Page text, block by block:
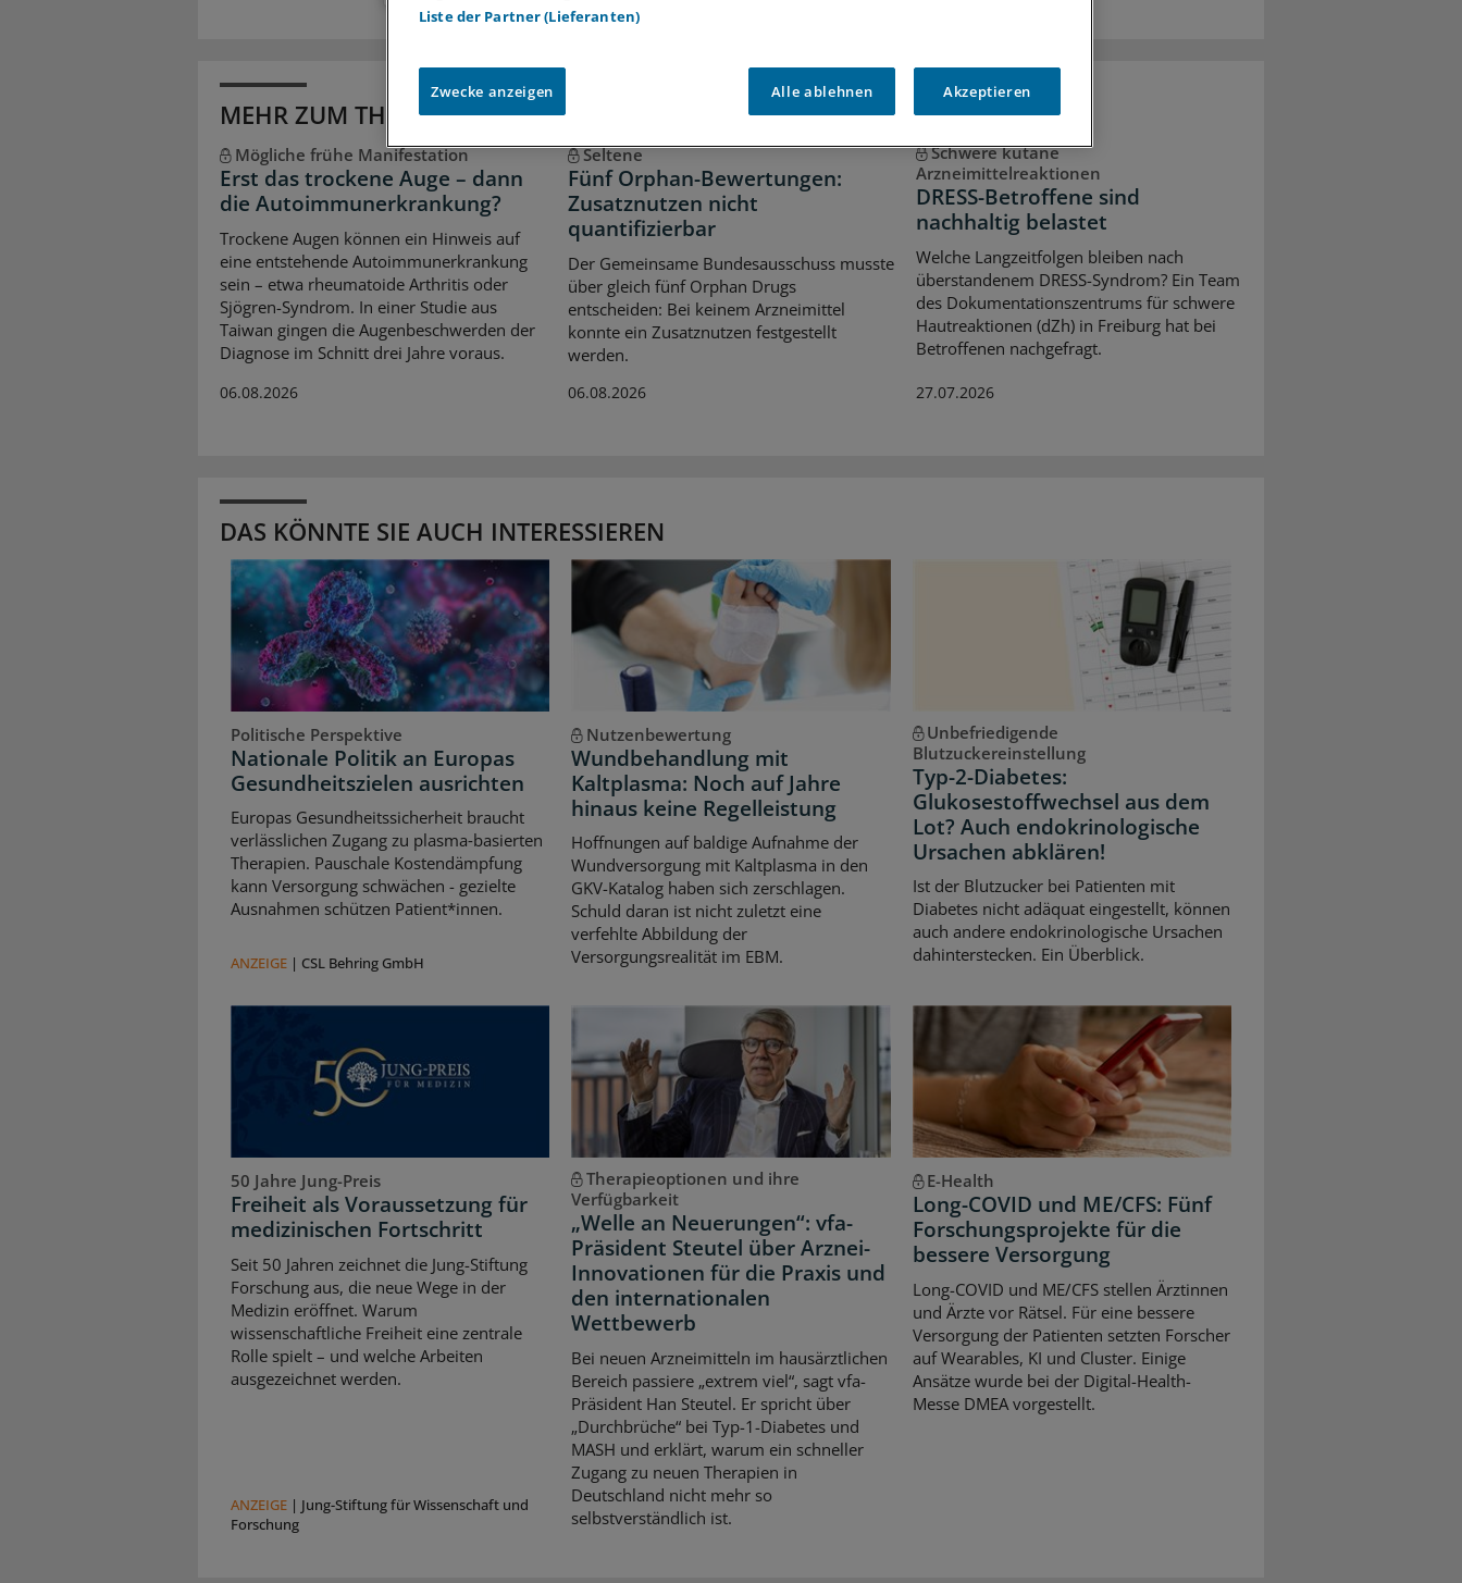
MEHR ZUM THEMA
Mögliche frühe Manifestation
Erst das trockene Auge – dann
die Autoimmunerkrankung?
Trockene Augen können ein Hinweis auf
eine entstehende Autoimmunerkrankung
sein – etwa rheumatoide Arthritis oder
Sjögren-Syndrom. In einer Studie aus
Taiwan gingen die Augenbeschwerden der
Diagnose im Schnitt drei Jahre voraus.
06.08.2026
Seltene
Fünf Orphan-Bewertungen:
Zusatznutzen nicht
quantifizierbar
Der Gemeinsame Bundesausschuss musste
über gleich fünf Orphan Drugs
entscheiden: Bei keinem Arzneimittel
konnte ein Zusatznutzen festgestellt
werden.
06.08.2026
Schwere kutane
Arzneimittelreaktionen
DRESS-Betroffene sind
nachhaltig belastet
Welche Langzeitfolgen bleiben nach
überstandenem DRESS-Syndrom? Ein Team
des Dokumentationszentrums für schwere
Hautreaktionen (dZh) in Freiburg hat bei
Betroffenen nachgefragt.
27.07.2026
DAS KÖNNTE SIE AUCH INTERESSIEREN
Politische Perspektive
Nationale Politik an Europas
Gesundheitszielen ausrichten
Europas Gesundheitssicherheit braucht
verlässlichen Zugang zu plasma‑basierten
Therapien. Pauschale Kostendämpfung
kann Versorgung schwächen - gezielte
Ausnahmen schützen Patient*innen.
ANZEIGE | CSL Behring GmbH
Nutzenbewertung
Wundbehandlung mit
Kaltplasma: Noch auf Jahre
hinaus keine Regelleistung
Hoffnungen auf baldige Aufnahme der
Wundversorgung mit Kaltplasma in den
GKV-Katalog haben sich zerschlagen.
Schuld daran ist nicht zuletzt eine
verfehlte Abbildung der
Versorgungsrealität im EBM.
Unbefriedigende
Blutzuckereinstellung
Typ-2-Diabetes:
Glukosestoffwechsel aus dem
Lot? Auch endokrinologische
Ursachen abklären!
Ist der Blutzucker bei Patienten mit
Diabetes nicht adäquat eingestellt, können
auch andere endokrinologische Ursachen
dahinterstecken. Ein Überblick.
50 Jahre Jung-Preis
Freiheit als Voraussetzung für
medizinischen Fortschritt
Seit 50 Jahren zeichnet die Jung-Stiftung
Forschung aus, die neue Wege in der
Medizin eröffnet. Warum
wissenschaftliche Freiheit eine zentrale
Rolle spielt – und welche Arbeiten
ausgezeichnet werden.
ANZEIGE | Jung-Stiftung für Wissenschaft und
Forschung
Therapieoptionen und ihre
Verfügbarkeit
„Welle an Neuerungen“: vfa-
Präsident Steutel über Arznei-
Innovationen für die Praxis und
den internationalen
Wettbewerb
Bei neuen Arzneimitteln im hausärztlichen
Bereich passiere „extrem viel“, sagt vfa-
Präsident Han Steutel. Er spricht über
„Durchbrüche“ bei Typ-1-Diabetes und
MASH und erklärt, warum ein schneller
Zugang zu neuen Therapien in
Deutschland nicht mehr so
selbstverständlich ist.
E-Health
Long-COVID und ME/CFS: Fünf
Forschungsprojekte für die
bessere Versorgung
Long-COVID und ME/CFS stellen Ärztinnen
und Ärzte vor Rätsel. Für eine bessere
Versorgung der Patienten setzten Forscher
auf Wearables, KI und Cluster. Einige
Ansätze wurde bei der Digital-Health-
Messe DMEA vorgestellt.
Liste der Partner (Lieferanten)
Zwecke anzeigen Alle ablehnen Akzeptieren